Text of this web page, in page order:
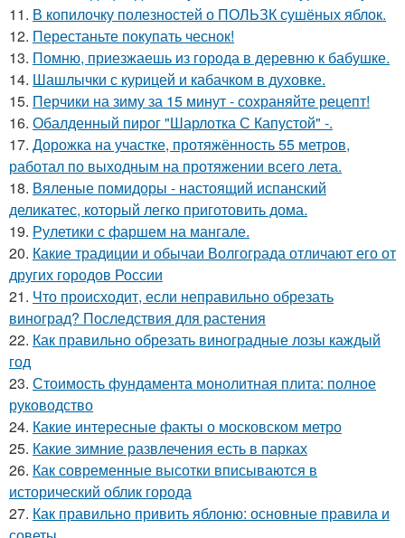
11. В копилочку полезностей о ПОЛЬЗК сушёных яблок.
12. Перестаньте покупать чеснок!
13. Помню, приезжаешь из города в деревню к бабушке.
14. Шашлычки с курицей и кабачком в духовке.
15. Перчики на зиму за 15 минут - сохраняйте рецепт!
16. Обалденный пирог "Шарлотка С Капустой" -.
17. Дорожка на участке, протяжённость 55 метров,
работал по выходным на протяжении всего лета.
18. Вяленые помидоры - настоящий испанский
деликатес, который легко приготовить дома.
19. Рулетики с фаршем на мангале.
20. Какие традиции и обычаи Волгограда отличают его от
других городов России
21. Что происходит, если неправильно обрезать
виноград? Последствия для растения
22. Как правильно обрезать виноградные лозы каждый
год
23. Стоимость фундамента монолитная плита: полное
руководство
24. Какие интересные факты о московском метро
25. Какие зимние развлечения есть в парках
26. Как современные высотки вписываются в
исторический облик города
27. Как правильно привить яблоню: основные правила и